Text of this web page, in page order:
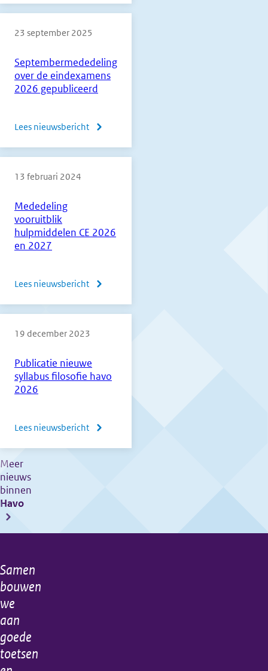
op
de
gepubliceerd
Septembermededeling
over de eindexamens
2026 gepubliceerd
23 september 2025
Lees nieuwsbericht
over
over
gepubliceerd
Mededeling
vooruitblik
hulpmiddelen CE 2026
en 2027
13 februari 2024
Lees nieuwsbericht
over
vooruitblik
2026
en
Publicatie nieuwe
syllabus filosofie havo
2026
19 december 2023
Lees nieuwsbericht
over
Meer
nieuws
binnen
Havo
Algemene
informatie
Samen
bouwen
we
aan
goede
toetsen